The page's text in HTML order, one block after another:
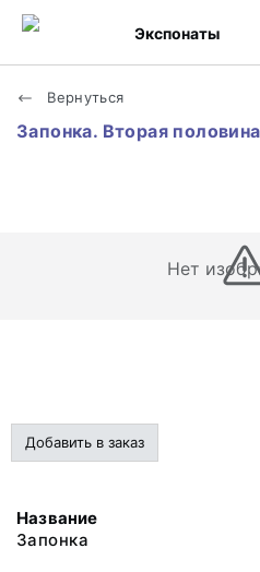
Экспонаты
Вернуться
Запонка. Вторая
Нет
Добавить в заказ
Название
Запонка